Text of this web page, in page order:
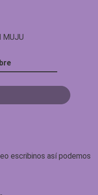
MUJU
escribinos así podemos